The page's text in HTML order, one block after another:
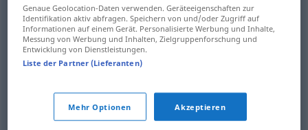
Congressional POL US
denamer. Kongress betreffend
Congressional debates
Kongressdebatten
Genaue Geolocation-Daten verwenden. Geräteeigenschaften zur
Identifikation aktiv abfragen. Speichern von und/oder Zugriff auf
Informationen auf einem Gerät. Personalisierte Werbung und Inhalte,
Messung von Werbung und Inhalten, Zielgruppenforschung und
Entwicklung von Dienstleistungen.
Liste der Partner (Lieferanten)
Mehr Optionen Akzeptieren